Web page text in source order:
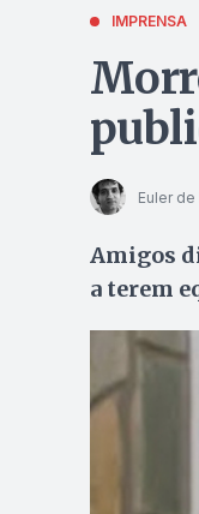
IMPRENSA
Euler
Amigos
a terem